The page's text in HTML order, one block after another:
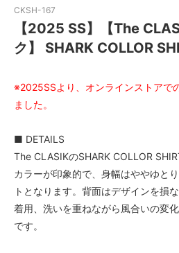
CKSH-167
【2025 SS】【The
ク】 SHARK COLLOR
※2025SSより、オンラインストアで
ました。
■ DETAILS
The CLASIKのSHARK COLLOR
カラーが印象的で、身幅はややゆと
トとなります。背面はデザインを損
着用、洗いを重ねながら風合いの変
です。